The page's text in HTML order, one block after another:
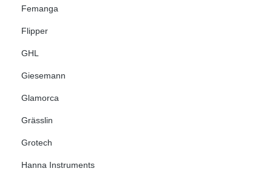
Femanga
Flipper
GHL
Giesemann
Glamorca
Grässlin
Grotech
Hanna Instruments